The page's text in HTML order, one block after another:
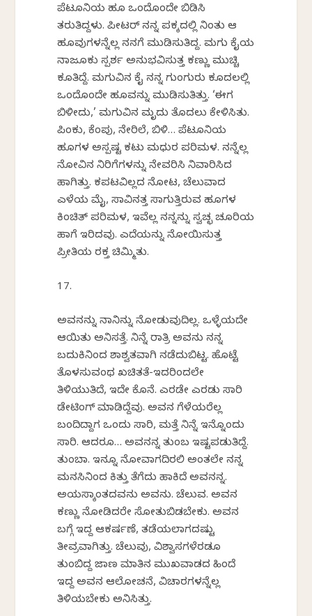
ಪೆಟೂನಿಯ ಹೂ ಒಂದೊಂದೇ ಬಿಡಿಸಿ
ತರುತಿದ್ದಳು. ಪೀಟರ್ ನನ್ನ ಪಕ್ಕದಲ್ಲಿ ನಿಂತು ಆ
ಹೂವುಗಳನ್ನೆಲ್ಲ ನನಗೆ ಮುಡಿಸುತಿದ್ದ. ಮಗು ಕೈಯ
ನಾಜೂಕು ಸ್ಪರ್ಶ ಅನುಭವಿಸುತ್ತ ಕಣ್ಣು ಮುಚ್ಚಿ
ಕೂತಿದ್ದೆ. ಮಗುವಿನ ಕೈ ನನ್ನ ಗುಂಗುರು ಕೂದಲಲ್ಲಿ
ಒಂದೊಂದೇ ಹೂವನ್ನು ಮುಡಿಸುತಿತ್ತು. ‘ಈಗ
ಬಿಳೀದು,’ ಮಗುವಿನ ಮೃದು ತೊದಲು ಕೇಳಿಸಿತು.
ಪಿಂಕು, ಕೆಂಪು, ನೇರಿಲೆ, ಬಿಳಿ… ಪೆಟೂನಿಯ
ಹೂಗಳ ಅಸ್ಪಷ್ಟ ಕಟು ಮಧುರ ಪರಿಮಳ. ನನ್ನೆಲ್ಲ
ನೋವಿನ ನಿರಿಗೆಗಳನ್ನು ನೇವರಿಸಿ ನಿವಾರಿಸಿದ
ಹಾಗಿತ್ತು. ಕಪಟವಿಲ್ಲದ ನೋಟ, ಚೆಲುವಾದ
ಎಳೆಯ ಮೈ, ಸಾವಿನತ್ತ ಸಾಗುತ್ತಿರುವ ಹೂಗಳ
ಕಿಂಚಿತ್ ಪರಿಮಳ, ಇವೆಲ್ಲ ನನ್ನನ್ನು ಸ್ವಚ್ಛ ಚೂರಿಯ
ಹಾಗೆ ಇರಿದವು. ಎದೆಯನ್ನು ನೋಯಿಸುತ್ತ
ಪ್ರೀತಿಯ ರಕ್ತ ಚಿಮ್ಮಿತು.
17.
ಅವನನ್ನು ನಾನಿನ್ನು ನೋಡುವುದಿಲ್ಲ. ಒಳ್ಳೆಯದೇ
ಆಯಿತು ಅನಿಸತ್ತೆ. ನಿನ್ನೆ ರಾತ್ರಿ ಅವನು ನನ್ನ
ಬದುಕಿನಿಂದ ಶಾಶ್ವತವಾಗಿ ನಡೆದುಬಿಟ್ಟ. ಹೊಟ್ಟೆ
ತೊಳಸುವಂಥ ಖಚಿತತೆ-ಇದರಿಂದಲೇ
ತಿಳಿಯುತಿದೆ, ಇದೇ ಕೊನೆ. ಎರಡೇ ಎರಡು ಸಾರಿ
ಡೇಟಿಂಗ್ ಮಾಡಿದ್ದೆವು. ಅವನ ಗೆಳೆಯರೆಲ್ಲ
ಬಂದಿದ್ದಾಗ ಒಂದು ಸಾರಿ, ಮತ್ತೆ ನಿನ್ನೆ ಇನ್ನೊಂದು
ಸಾರಿ. ಆದರೂ… ಅವನನ್ನ ತುಂಬ ಇಷ್ಟಪಡುತಿದ್ದೆ.
ತುಂಬಾ. ಇನ್ನೂ ನೋವಾಗದಿರಲಿ ಅಂತಲೇ ನನ್ನ
ಮನಸಿನಿಂದ ಕಿತ್ತು ತೆಗೆದು ಹಾಕಿದೆ ಅವನನ್ನ.
ಅಯಸ್ಕಾಂತದವನು ಅವನು. ಚೆಲುವ. ಅವನ
ಕಣ್ಣು ನೋಡಿದರೇ ಸೋತುಬಿಡಬೇಕು. ಅವನ
ಬಗ್ಗೆ ಇದ್ದ ಆಕರ್ಷಣೆ, ತಡೆಯಲಾಗದಷ್ಟು
ತೀವ್ರವಾಗಿತ್ತು. ಚೆಲುವು, ವಿಶ್ವಾಸಗಳೆರಡೂ
ತುಂಬಿದ್ದ ಜಾಣ ಮಾತಿನ ಮುಖವಾಡದ ಹಿಂದೆ
ಇದ್ದ ಅವನ ಆಲೋಚನೆ, ವಿಚಾರಗಳನ್ನೆಲ್ಲ
ತಿಳಿಯಬೇಕು ಅನಿಸಿತ್ತು.